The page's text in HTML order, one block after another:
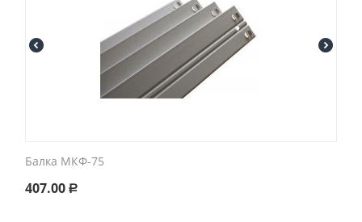
Балка МКФ-75
407.00 Р